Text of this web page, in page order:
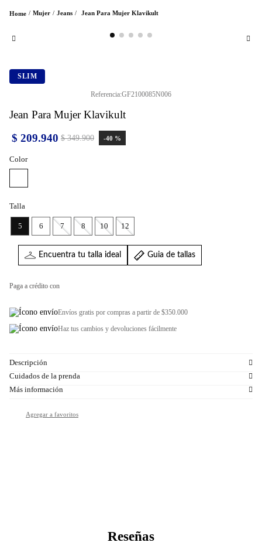
Mujer Jeans Jean Para Mujer Klavikult
SLIM
Referencia:GF2100085N006
Jean Para Mujer Klavikult
$ 349.900
$ 209.940 -40 %
Color
Talla
5 6 7 8 10 12
Encuentra tu talla ideal Guia de tallas
Paga a crédito con
Envíos gratis por compras a partir de $350.000
Haz tus cambios y devoluciones fácilmente
Descripción
Cuidados de la prenda
Más información